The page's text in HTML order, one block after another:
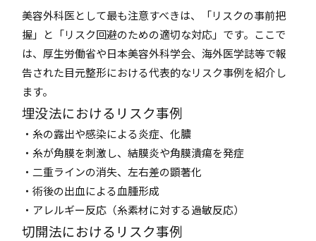
美容外科医として最も注意すべきは、「リスクの事前把
握」と「リスク回避のための適切な対応」です。ここで
は、厚生労働省や日本美容外科学会、海外医学誌等で報
告された目元整形における代表的なリスク事例を紹介し
ます。
埋没法におけるリスク事例
・糸の露出や感染による炎症、化膿
・糸が角膜を刺激し、結膜炎や角膜潰瘍を発症
・二重ラインの消失、左右差の顕著化
・術後の出血による血腫形成
・アレルギー反応（糸素材に対する過敏反応）
切開法におけるリスク事例